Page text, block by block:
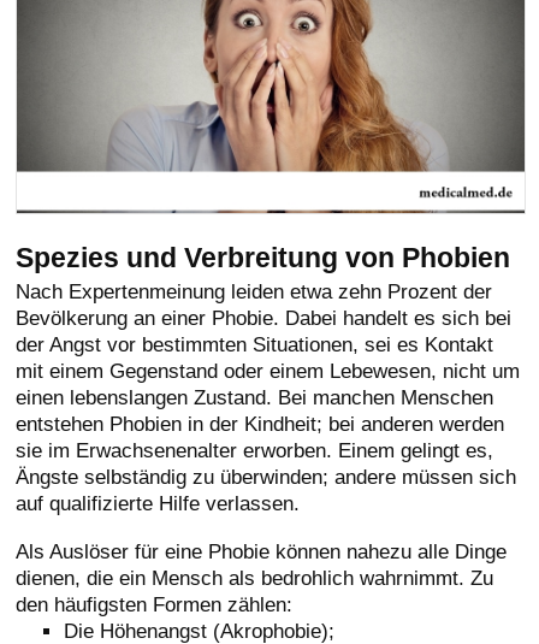
Spezies und Verbreitung von Phobien
Nach Expertenmeinung leiden etwa zehn Prozent der
Bevölkerung an einer Phobie. Dabei handelt es sich bei
der Angst vor bestimmten Situationen, sei es Kontakt
mit einem Gegenstand oder einem Lebewesen, nicht um
einen lebenslangen Zustand. Bei manchen Menschen
entstehen Phobien in der Kindheit; bei anderen werden
sie im Erwachsenenalter erworben. Einem gelingt es,
Ängste selbständig zu überwinden; andere müssen sich
auf qualifizierte Hilfe verlassen.
Als Auslöser für eine Phobie können nahezu alle Dinge
dienen, die ein Mensch als bedrohlich wahrnimmt. Zu
den häufigsten Formen zählen:
Die Höhenangst (Akrophobie);